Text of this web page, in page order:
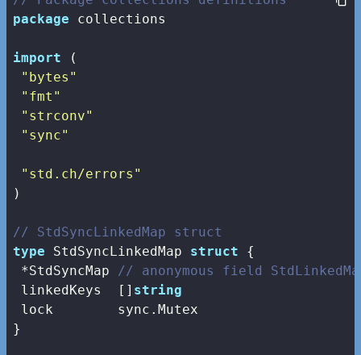
package collections
import (
"bytes"
"fmt"
"strconv"
"sync"
"std.ch/errors"
)
// StdSyncLinkedMap struct
type StdSyncLinkedMap struct {
*StdSyncMap // anonymous field
linkedKeys  [] string
lock        sync.Mutex
}